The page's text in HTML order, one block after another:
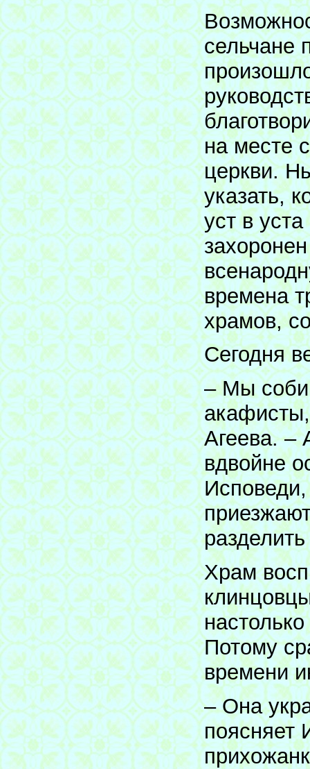
сельчане
на месте
церкви.
указать,
уст в
времена
храмов,
Сегодня
– Мы
Агеева. –
вдвойне
Храм
Потому
времени
– Она
поясняет